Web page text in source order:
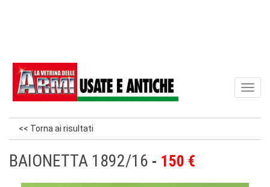
<< Torna ai risultati
BAIONETTA 1892/16 150 €